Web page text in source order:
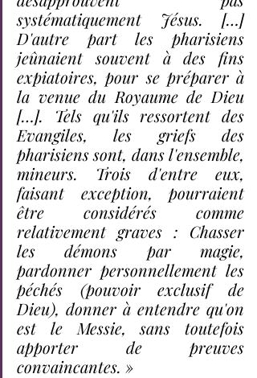
systématiquement Jésus. […]
D'autre part les pharisiens
jeûnaient souvent à des fins
expiatoires, pour se préparer à
la venue du Royaume de Dieu
[…]. Tels qu'ils ressortent des
Evangiles, les griefs des
pharisiens sont, dans l'ensemble,
mineurs. Trois d'entre eux,
faisant exception, pourraient
être considérés comme
relativement graves : Chasser
les démons par magie,
pardonner personnellement les
péchés (pouvoir exclusif de
Dieu), donner à entendre qu'on
est le Messie, sans toutefois
apporter de preuves
convaincantes. »